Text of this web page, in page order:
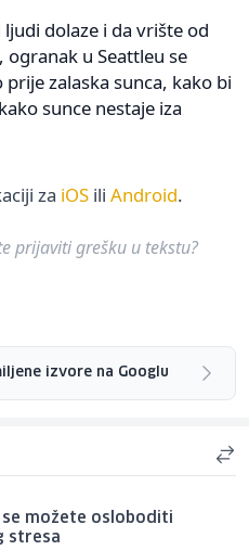
dolaze i da vrište od
ogranak u Seattleu se
zalaska sunca, kako bi
sunce nestaje iza
za iOS ili Android.
prijaviti grešku u tekstu?
izvore na Googlu
se možete osloboditi
stresa